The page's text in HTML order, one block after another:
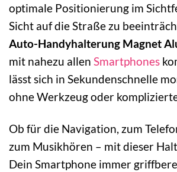
optimale Positionierung im
Sicht auf die Straße zu
Auto-Handyhalterung Magnet
mit nahezu allen Smartphones
lässt sich in Sekundenschnelle
ohne Werkzeug oder
Ob für die Navigation, zum
zum Musikhören – mit dieser
Dein Smartphone immer